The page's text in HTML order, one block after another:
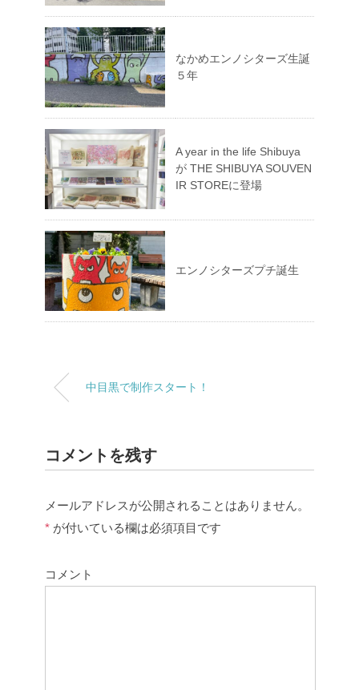
なかめエンノシターズ生誕
５年
A year in the life Shibuya
が THE SHIBUYA SOUVEN
IR STOREに登場
エンノシターズプチ誕生
中目黒で制作スタート！
コメントを残す
メールアドレスが公開されることはありません。
* が付いている欄は必須項目です
コメント